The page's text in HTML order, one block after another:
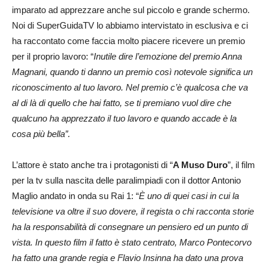
imparato ad apprezzare anche sul piccolo e grande schermo.
Noi di SuperGuidaTV lo abbiamo intervistato in esclusiva e ci
ha raccontato come faccia molto piacere ricevere un premio
per il proprio lavoro: “Inutile dire l’emozione del premio Anna
Magnani, quando ti danno un premio così notevole significa un
riconoscimento al tuo lavoro. Nel premio c’è qualcosa che va
al di là di quello che hai fatto, se ti premiano vuol dire che
qualcuno ha apprezzato il tuo lavoro e quando accade è la
cosa più bella”.
L’attore è stato anche tra i protagonisti di “A Muso Duro”, il film
per la tv sulla nascita delle paralimpiadi con il dottor Antonio
Maglio andato in onda su Rai 1: “È uno di quei casi in cui la
televisione va oltre il suo dovere, il regista o chi racconta storie
ha la responsabilità di consegnare un pensiero ed un punto di
vista. In questo film il fatto è stato centrato, Marco Pontecorvo
ha fatto una grande regia e Flavio Insinna ha dato una prova